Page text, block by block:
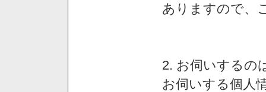
ありますので、
2. お伺いするの
お伺いする個人